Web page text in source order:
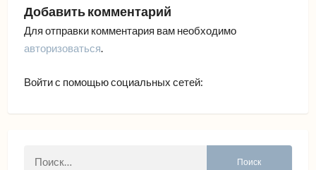
Добавить комментарий
Для отправки комментария вам необходимо
авторизоваться.
Войти с помощью социальных сетей: